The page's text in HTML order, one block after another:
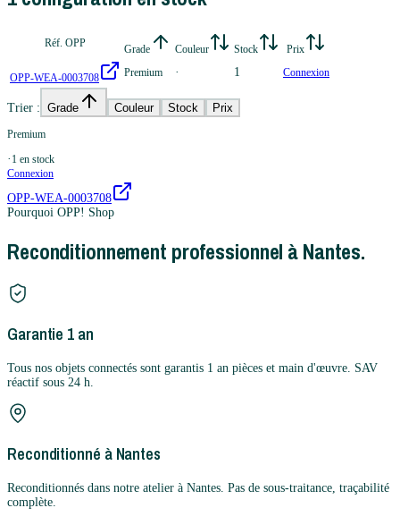
Réf. OPP Grade Couleur Stock Prix
OPP-WEA-0003708 Premium · 1 Connexion
Trier : Grade Couleur Stock Prix
Premium
· 1 en stock
Connexion
OPP-WEA-0003708
Pourquoi OPP! Shop
Reconditionnement professionnel à Nantes.
Garantie 1 an
Tous nos objets connectés sont garantis 1 an pièces et main d'œuvre. SAV
réactif sous 24 h.
Reconditionné à Nantes
Reconditionnés dans notre atelier à Nantes. Pas de sous-traitance, traçabilité
complète.